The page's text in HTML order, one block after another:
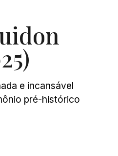
e incansável
pré-histórico